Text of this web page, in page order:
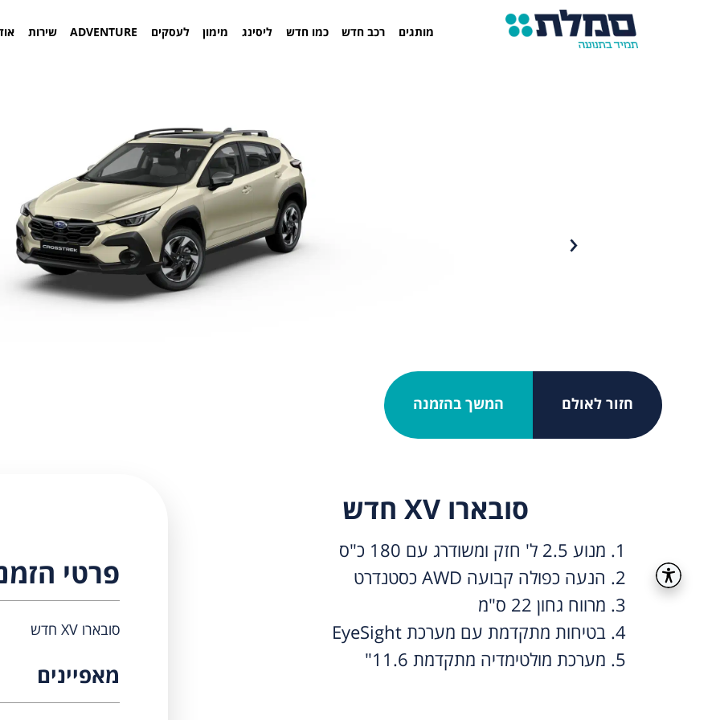
מותגים רכב חדש כמו חדש ליסינג מימון לעסקים ADVENTURE שירות
חזור לאולם המשך בהזמנה
סובארו XV חדש
1. מנוע 2.5 ל' חזק ומשודרג עם 180 כ"ס
2. הנעה כפולה קבועה AWD כסטנדרט
3. מרווח גחון 22 ס"מ
4. בטיחות מתקדמת עם מערכת EyeSight
5. מערכת מולטימדיה מתקדמת 11.6"
פרטי
סובארו XV חדש
מאפיינים